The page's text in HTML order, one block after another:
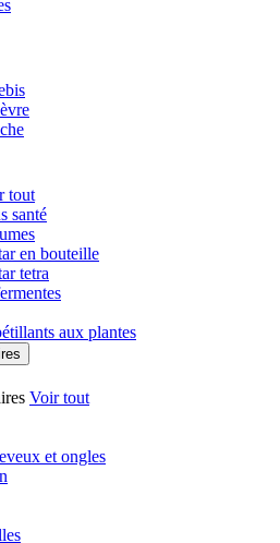
tout
santé
en bouteille
tetra
aux plantes
Voir tout
et ongles